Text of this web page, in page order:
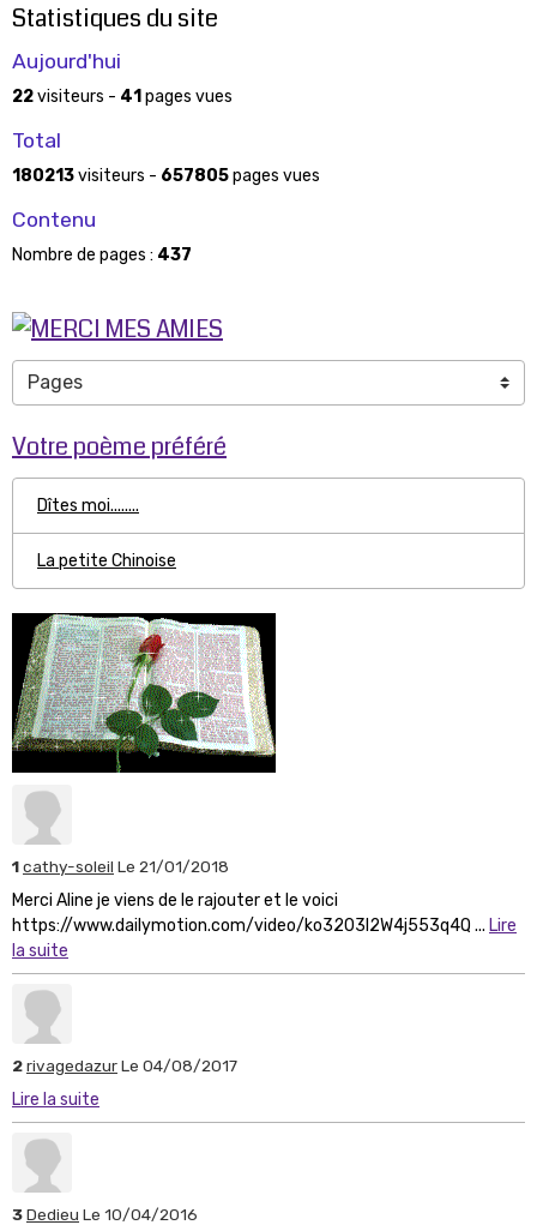
Statistiques du site
Aujourd'hui
22visiteurs - 41 pages vues
Total
180213visiteurs - 657805pages vues
Contenu
Nombre de pages : 437
Votre poème préféré
Dîtes moi........
La petite Chinoise
1cathy-soleil Le 21/01/2018
Merci Aline je viens de le rajouter et le voici
https://www.dailymotion.com/video/ko3203l2W4j553q4Q ... Lire
la suite
2rivagedazurLe 04/08/2017
Lire la suite
3Dedieu Le 10/04/2016